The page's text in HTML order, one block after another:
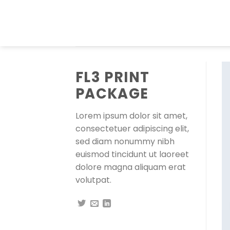
FL3 PRINT
PACKAGE
Lorem ipsum dolor sit amet,
consectetuer adipiscing elit,
sed diam nonummy nibh
euismod tincidunt ut laoreet
dolore magna aliquam erat
volutpat.